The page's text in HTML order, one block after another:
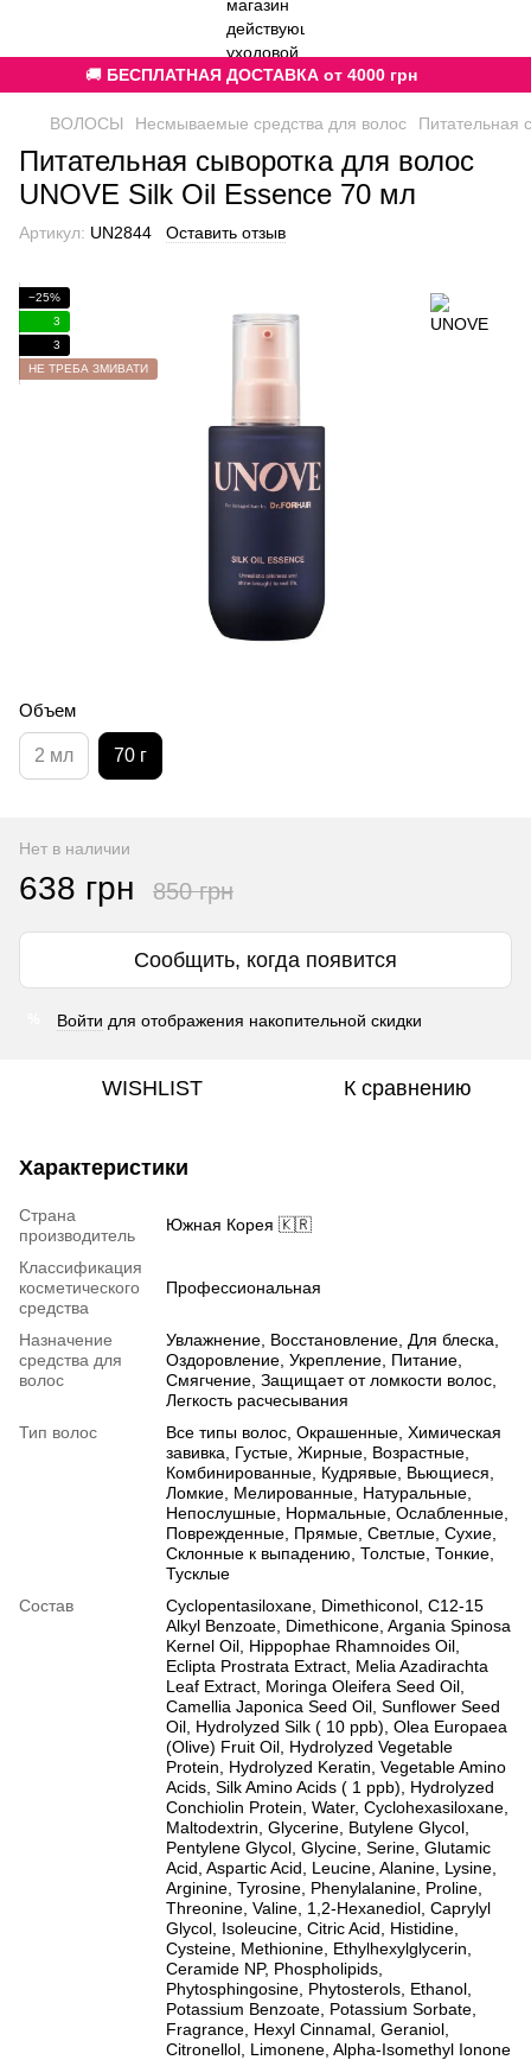
🚚 БЕСПЛАТНАЯ ДОСТАВКА от 4000 грн
ВОЛОСЫ Несмываемые средства для волос Питательная
Питательная сыворотка для волос
UNOVE Silk Oil Essence 70 мл
Артикул: UN2844 Оставить отзыв
−25%
3
3
НЕ ТРЕБА ЗМИВАТИ
Объем
2 мл 70 г
Нет в наличии
638 грн 850 грн
Сообщить, когда появится
Войти для отображения накопительной скидки
WISHLIST К сравнению
Характеристики
Страна
производитель
Южная Корея 🇰🇷
Классификация
косметического
средства
Профессиональная
Назначение
средства для
волос
Увлажнение, Восстановление, Для блеска,
Оздоровление, Укрепление, Питание,
Смягчение, Защищает от ломкости волос,
Легкость расчесывания
Тип волос
Все типы волос, Окрашенные, Химическая
завивка, Густые, Жирные, Возрастные,
Комбинированные, Кудрявые, Вьющиеся,
Ломкие, Мелированные, Натуральные,
Непослушные, Нормальные, Ослабленные,
Поврежденные, Прямые, Светлые, Сухие,
Склонные к выпадению, Толстые, Тонкие,
Тусклые
Состав
Cyclopentasiloxane, Dimethiconol, C12-15
Alkyl Benzoate, Dimethicone, Argania Spinosa
Kernel Oil, Hippophae Rhamnoides Oil,
Eclipta Prostrata Extract, Melia Azadirachta
Leaf Extract, Moringa Oleifera Seed Oil,
Camellia Japonica Seed Oil, Sunflower Seed
Oil, Hydrolyzed Silk ( 10 ppb), Olea Europaea
(Olive) Fruit Oil, Hydrolyzed Vegetable
Protein, Hydrolyzed Keratin, Vegetable Amino
Acids, Silk Amino Acids ( 1 ppb), Hydrolyzed
Conchiolin Protein, Water, Cyclohexasiloxane,
Maltodextrin, Glycerine, Butylene Glycol,
Pentylene Glycol, Glycine, Serine, Glutamic
Acid, Aspartic Acid, Leucine, Alanine, Lysine,
Arginine, Tyrosine, Phenylalanine, Proline,
Threonine, Valine, 1,2-Hexanediol, Caprylyl
Glycol, Isoleucine, Citric Acid, Histidine,
Cysteine, Methionine, Ethylhexylglycerin,
Ceramide NP, Phospholipids,
Phytosphingosine, Phytosterols, Ethanol,
Potassium Benzoate, Potassium Sorbate,
Fragrance, Hexyl Cinnamal, Geraniol,
Citronellol, Limonene, Alpha-Isomethyl Ionone